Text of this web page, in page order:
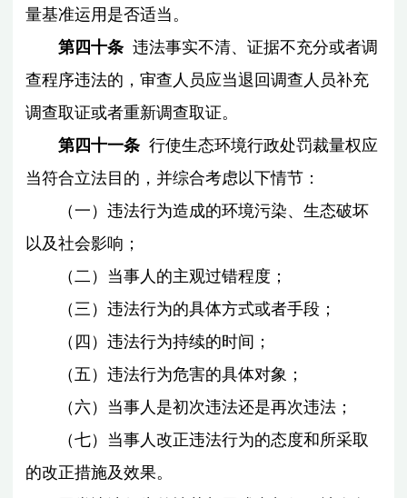
量基准运用是否适当。
第四十条 违法事实不清、证据不充分或者调
查程序违法的，审查人员应当退回调查人员补充
调查取证或者重新调查取证。
第四十一条 行使生态环境行政处罚裁量权应
当符合立法目的，并综合考虑以下情节：
（一）违法行为造成的环境污染、生态破坏
以及社会影响；
（二）当事人的主观过错程度；
（三）违法行为的具体方式或者手段；
（四）违法行为持续的时间；
（五）违法行为危害的具体对象；
（六）当事人是初次违法还是再次违法；
（七）当事人改正违法行为的态度和所采取
的改正措施及效果。